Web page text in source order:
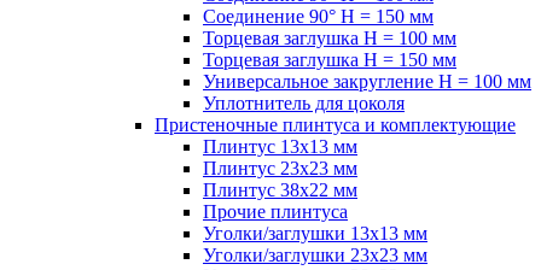
Соединение 90° H = 150 мм
Торцевая заглушка H = 100 мм
Торцевая заглушка H = 150 мм
Универсальное закругление H = 100 мм
Уплотнитель для цоколя
Пристеночные плинтуса и комплектующие
Плинтус 13х13 мм
Плинтус 23х23 мм
Плинтус 38х22 мм
Прочие плинтуса
Уголки/заглушки 13х13 мм
Уголки/заглушки 23х23 мм